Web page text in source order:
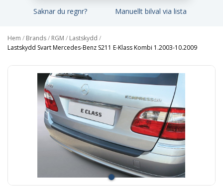
Saknar du regnr? Manuellt bilval via lista
Hem / Brands/ RGM / Lastskydd /
Lastskydd Svart Mercedes-Benz S211 E-Klass Kombi 1.2003-10.2009